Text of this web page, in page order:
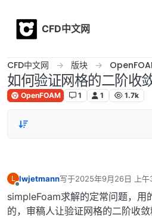
CFD中文网
CFD中文网 版块
如何验证网格的二阶收
OpenFOAM 1 1 1.7k
L lwjetmann写于2025年9月26日 上午
最后由 编辑
simpleFoam求解的定常问题，用
的，审稿人让验证网格的二阶收